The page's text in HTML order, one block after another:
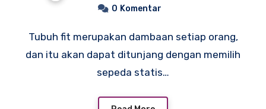
0 Komentar
Tubuh fit merupakan dambaan setiap orang,
dan itu akan dapat ditunjang dengan memilih
sepeda statis…